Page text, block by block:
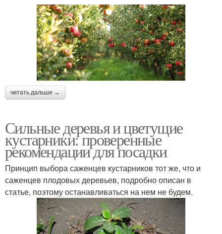
читать дальше →
Сильные деревья и цветущие
кустарники: проверенные
рекомендации для посадки
Принцип выбора саженцев кустарников тот же, что и
саженцев плодовых деревьев, подробно описан в
статье, поэтому останавливаться на нем не будем.